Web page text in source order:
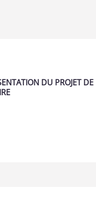
DU PROJET